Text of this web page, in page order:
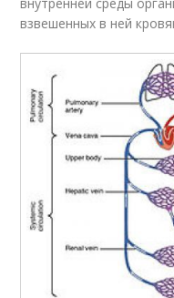
внутренней среды
взвешенных в ней